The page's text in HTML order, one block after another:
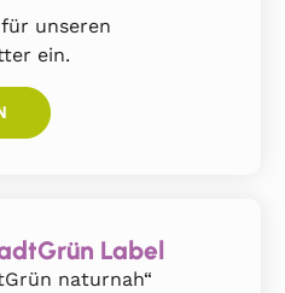
unseren
ein.
Label
naturnah“